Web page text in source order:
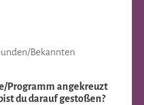
Bekannten
Programm angekreuzt
du darauf gestoßen?